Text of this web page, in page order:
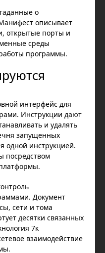
о
описывает
открытые порты и
среды
программы.
интерфейс для
Инструкции дают
и удалять
запущенных
одной инструкцией.
посредством
Документ
сети и тома
десятки связанных
7к
взаимодействие